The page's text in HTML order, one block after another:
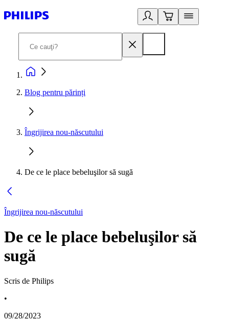
Blog pentru părinți
Îngrijirea nou-născutului
De ce le place bebeluşilor să sugă
Îngrijirea nou-născutului
De ce le place bebeluşilor să
sugă
Scris de Philips
•
09/28/2023